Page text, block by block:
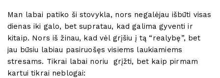
Man labai patiko ši stovykla, nors negalėjau išbūti visas
dienas iki galo, bet supratau, kad galima gyventi ir
kitaip. Nors iš žinau, kad vėl grįšiu į tą “realybę”, bet
jau būsiu labiau pasiruošęs visiems laukiamiems
stresams. Tikrai labai noriu
grįžti, bet kaip pirmam
kartui tikrai neblogai: